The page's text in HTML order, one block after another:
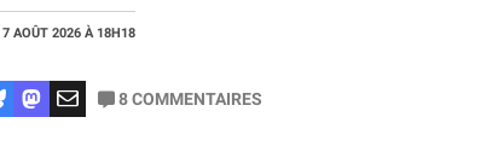
7 AOÛT 2026 À 18H18
8COMMENTAIRES